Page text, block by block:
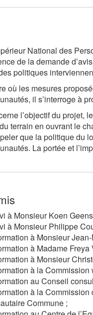
National des
de la demande
politiques
où les mesures
il s’interroge à
l’objectif du projet,
terrain en ouvrant le
que la politique du
La portée et
à MonsieurKoen Geens
à Monsieur Philippe
à Monsieur
à Madame Freya
à Monsieur
à la
au Conseil
à la
Commune ;